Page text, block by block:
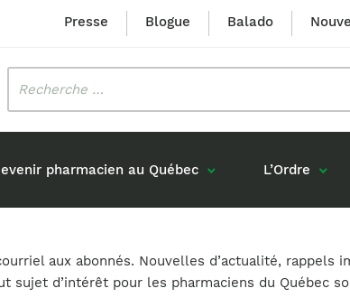
Presse Blogue Balado
pharmacien au Québec
Étudiants formés au Québec
L’Ordre
valeurs
Prix Louis-Hébert
Prix Innovation Janine-
aux abonnés. Nouvelles d’actualité, rappels
d’intérêt pour les pharmaciens du Québec